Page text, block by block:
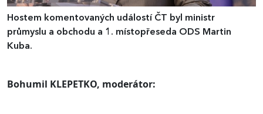
Hostem komentovaných událostí ČT byl ministr
průmyslu a obchodu a 1. místopřeseda ODS Martin
Kuba.
Bohumil KLEPETKO, moderátor: